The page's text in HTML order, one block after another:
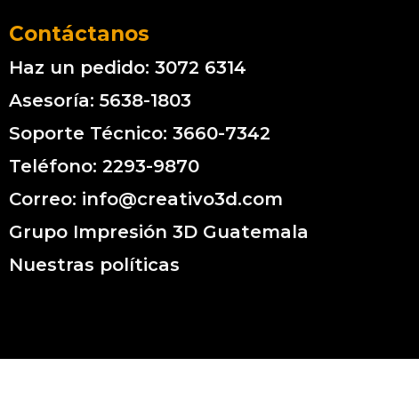
Contáctanos
Haz un pedido: 3072 6314
Asesoría: 5638-1803
Soporte Técnico: 3660-7342
Teléfono: 2293-9870
Correo: info@creativo3d.com
Grupo Impresión 3D Guatemala
Nuestras políticas